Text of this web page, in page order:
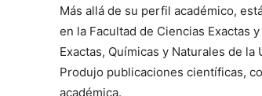
Más allá de su perfil académico,
en la Facultad de Ciencias Exactas
Exactas, Químicas y Naturales de
Produjo publicaciones científicas,
académica.